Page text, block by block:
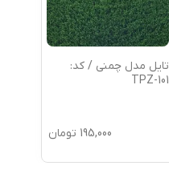
تایل مدل چمنی / کد:
TPZ-101
195,000 تومان